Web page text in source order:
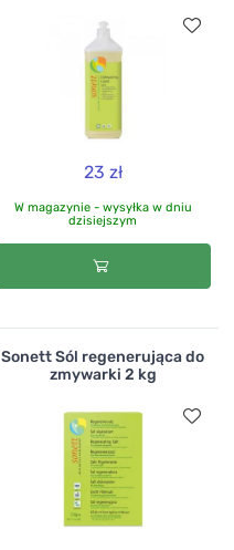
23 zł
W magazynie - wysyłka w dniu
dzisiejszym
Sonett Sól regenerująca do
zmywarki 2 kg